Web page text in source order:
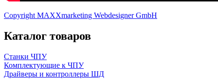
Copyright MAXXmarketing Webdesigner GmbH
Каталог товаров
Станки ЧПУ
Комплектующие к ЧПУ
Драйверы и контроллеры ШД